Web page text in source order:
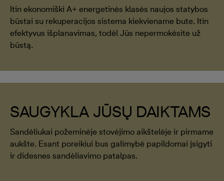
Itin ekonomiški A+ energetinės klasės naujos statybos
būstai su rekuperacijos sistema kiekviename bute. Itin
efektyvus išplanavimas, todėl Jūs nepermokėsite už
būstą.
SAUGYKLA JŪSŲ DAIKTAMS
Sandėliukai požeminėje stovėjimo aikštelėje ir pirmame
aukšte. Esant poreikiui bus galimybė papildomai įsigyti
ir didesnes sandėliavimo patalpas.